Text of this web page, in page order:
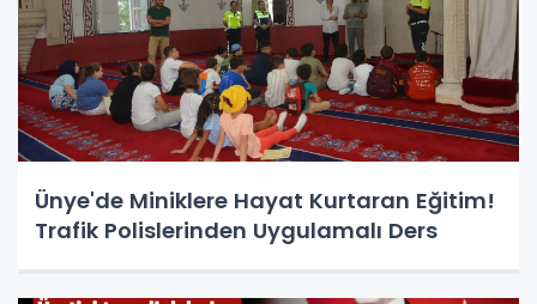
Ünye'de Miniklere Hayat Kurtaran Eğitim!
Trafik Polislerinden Uygulamalı Ders